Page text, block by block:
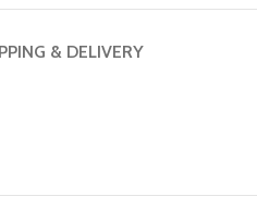
& DELIVERY